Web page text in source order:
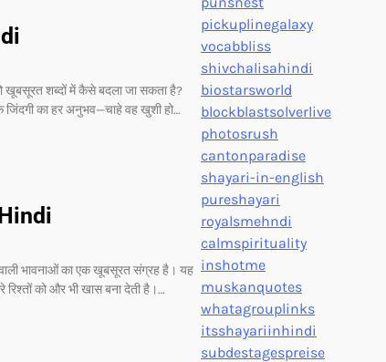
खूबसूरत शब्दों में कैसे बदला जा सकता है?
का हर अनुभव—चाहे वह खुशी हो…
भावनाओं का एक खूबसूरत संग्रह है। यह
रिश्तों को और भी खास बना देती है।…
pickuplinegalaxy
vocabbliss
shivchalisahindi
biostarsworld
blockblastsolverlive
photosrush
cantonparadise
shayari-in-english
pureshayari
royalsmehndi
calmspirituality
inshotme
muskanquotes
whatagrouplinks
itsshayariinhindi
subdestagespreise